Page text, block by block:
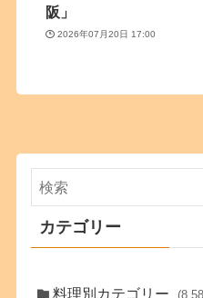
阪」
2026年07月20日 17:00
カテゴリー
料理別カテゴリー